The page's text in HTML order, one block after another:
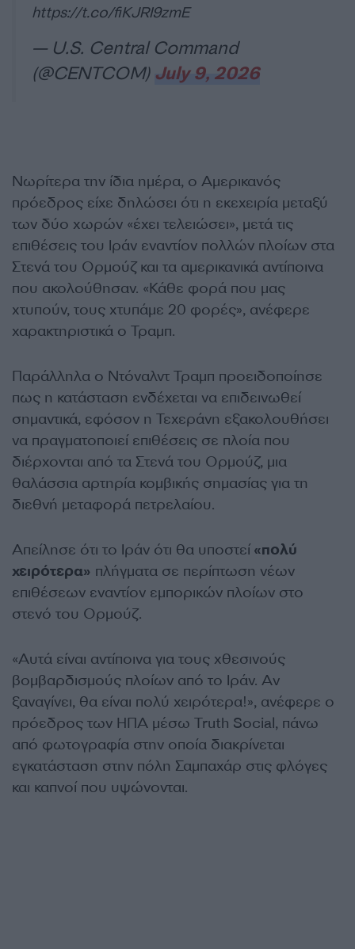
https://t.co/fiKJRI9zmE
— U.S. Central Command
(@CENTCOM) July 9, 2026
Νωρίτερα την ίδια ημέρα, ο Αμερικανός
πρόεδρος είχε δηλώσει ότι η εκεχειρία μεταξύ
των δύο χωρών «έχει τελειώσει», μετά τις
επιθέσεις του Ιράν εναντίον πολλών πλοίων στα
Στενά του Ορμούζ και τα αμερικανικά αντίποινα
που ακολούθησαν. «Κάθε φορά που μας
χτυπούν, τους χτυπάμε 20 φορές», ανέφερε
χαρακτηριστικά ο Τραμπ.
Παράλληλα ο Ντόναλντ Τραμπ προειδοποίησε
πως η κατάσταση ενδέχεται να επιδεινωθεί
σημαντικά, εφόσον η Τεχεράνη εξακολουθήσει
να πραγματοποιεί επιθέσεις σε πλοία που
διέρχονται από τα Στενά του Ορμούζ, μια
θαλάσσια αρτηρία κομβικής σημασίας για τη
διεθνή μεταφορά πετρελαίου.
Απείλησε ότι το Ιράν ότι θα υποστεί «πολύ
χειρότερα» πλήγματα σε περίπτωση νέων
επιθέσεων εναντίον εμπορικών πλοίων στο
στενό του Ορμούζ.
«Αυτά είναι αντίποινα για τους χθεσινούς
βομβαρδισμούς πλοίων από το Ιράν. Αν
ξαναγίνει, θα είναι πολύ χειρότερα!», ανέφερε ο
πρόεδρος των ΗΠΑ μέσω Truth Social, πάνω
από φωτογραφία στην οποία διακρίνεται
εγκατάσταση στην πόλη Σαμπαχάρ στις φλόγες
και καπνοί που υψώνονται.